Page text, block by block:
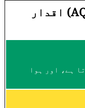
ہے، اور ہوا